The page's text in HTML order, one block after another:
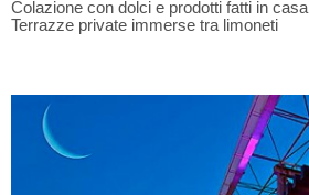
Colazione con dolci e prodotti fatti in casa
Terrazze private immerse tra limoneti